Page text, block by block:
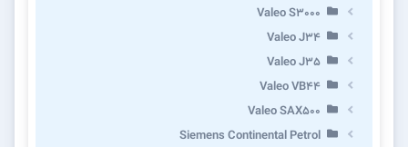
Valeo S3000
Valeo J34
Valeo J35
Valeo VB44
Valeo SAX500
Siemens Continental Petrol